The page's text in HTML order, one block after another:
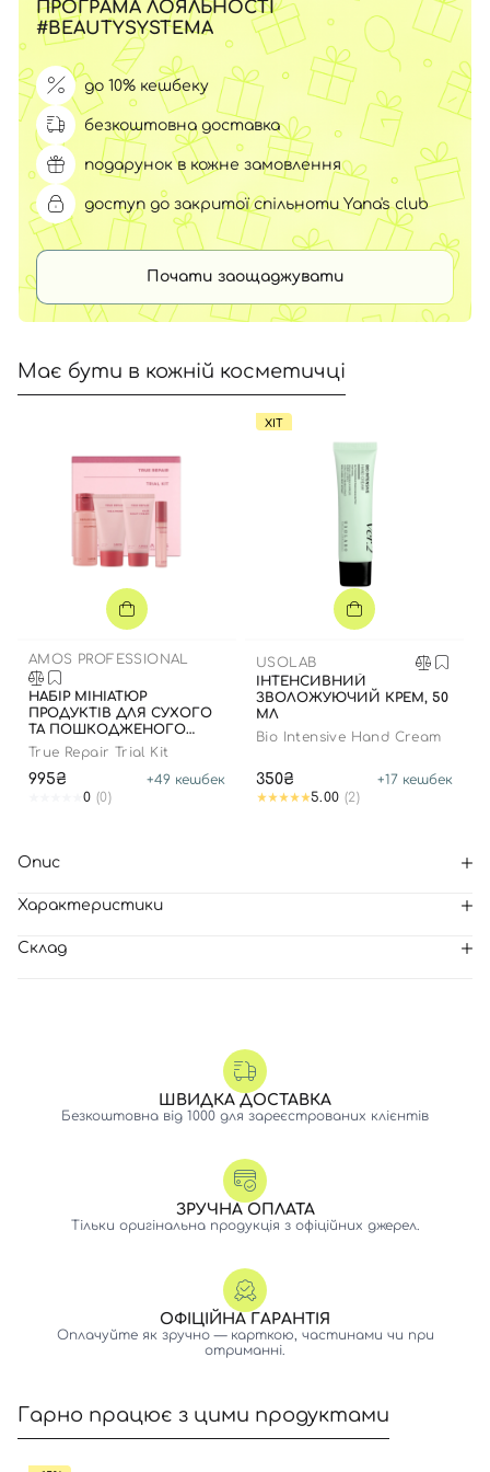
ПРОГРАМА ЛОЯЛЬНОСТІ
#BEAUTYSYSTEMA
до 10% кешбеку
безкоштовна доставка
подарунок в кожне замовлення
доступ до закритої спільноти Yana's club
Почати заощаджувати
Має бути в кожній косметичці
AMOS PROFESSIONAL
НАБІР МІНІАТЮР
ПРОДУКТІВ ДЛЯ СУХОГО
ТА ПОШКОДЖЕНОГО
ВОЛОССЯ
True Repair Trial Kit
995₴ +49 кешбек
0 (0)
ХІТ
USOLAB
ІНТЕНСИВНИЙ
ЗВОЛОЖУЮЧИЙ КРЕМ, 50
МЛ
Bio Intensive Hand Cream
350₴ +17 кешбек
5.00 (2)
Опис
Характеристики
Склад
ШВИДКА ДОСТАВКА
Безкоштовна від 1000 для зареєстрованих клієнтів
ЗРУЧНА ОПЛАТА
Тільки оригінальна продукція з офіційних джерел.
ОФІЦІЙНА ГАРАНТІЯ
Оплачуйте як зручно — карткою, частинами чи при
отриманні.
Гарно працює з цими продуктами